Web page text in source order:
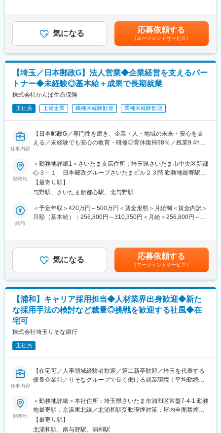
■会社概要：
久喜市を中心に地域密着で保険サービスを提供する代理店です。
「最善のコンサルティングとアフターフォロー」を理念として
リスクについて適切なコンサルティングを行っています。
■業務概要：
した事務を担当いただきます。詳細は以下となります。
・満期を迎える契約のご案内、更新のご提案
・電話や訪問・来店での保険内容の確認、条件のヒアリング
・事故の受付 など
└お客様先に訪問する際、車で訪問いただくケースが発生するた
め運転を伴う業務があります。
※訪問の割合が高いですが、来店されるお客様も
■組織構成
社長、営業2名、事務4名の計7名が在籍しております。
損害保険募集人資格をお持ちでない方は資格取得から始めていた
だきます。
受験料の会社負担もありますので、未経験の方でも挑戦いただけ
ます！
■働き方について：
・ご事情に合わせた有給申請がしやすい環境です！
・残業時間約15時間（所定労働時間約7時間）とワークライフバ
変更の範囲：会社の定める業務
安の金額であり、選考を通じて上下する可能性があります。月給
(月額)は固定手当を含めた表記です。
気になる 応募依頼する
（エージェントサービス）
【埼玉／日本郵政G】法人営業◆企業経営を支えるパー
トナー◆未経験◎基本給＋成果で長期就業
株式会社かんぽ生命保険
正社員 上場企業 職種未経験歓迎 業種未経験歓迎
仕事内容
【日本郵政G／専門性を磨き、企業・人・地域の未来・安心を支
える／未経験でも安心の教育・研修◎育休復帰98％／残業9.4h】
■業務内容
業界トップ級の顧客基盤を誇る「かんぽ生命」の法人営業とし
て、経営者にお会いします。経営者が抱える事業継続・承継に関
する不安、福利厚生や退職金制度の整備に関する課題、役員・従
業員の万が一に備える保障不足といった経営・人に関わるさまざ
まなリスクに対して、保険商品の提案から契約後のアフターフォ
ローまで一貫して担当します。
＜1日の活動イメージ＞
10:00 訪問準備：提案資料、訪問先企業の確認や準備
12:00 昼食
13:00 新規企業訪問：お困りごと・ご要望のヒアリング
17:15 退社
適な保険商品を提供します。
が多いため、営業スキルだけでなく、対話を通して事業理解力・
ヒアリング力・提案力を高めることができます。
■教育体制：
充実した教育カリキュラムとサポート体制を整えています。
教育カリキュラム：
・入社後2～3日間：本社主催による研修
勤務地
＜勤務地詳細1＞さいたま支店住所：埼玉県さいたま市中央区新都
心３－１ 日本郵政グループさいたまビル２３階 勤務地最寄駅：
JR高崎線／与野駅受動喫煙対策：敷地内喫煙可能場所あり＜勤務
地詳細2＞熊谷支店住所：埼玉県熊谷市筑波３－１９５ 熊谷駅前
喫煙可能場所あり＜勤務地詳細3＞川越支店住所：埼玉県川越市東
田町５－３ 東田町ビル２階 勤務地最寄駅：JR川越線／川越駅受
【最寄り駅】
与野駅、さいたま新都心駅、北与野駅
給与
＜予定年収＞420万円～500万円＜賃金形態＞月給制＜賃金内訳＞
月額（基本給）：256,800円～310,350円＜月給＞256,800円～
当、都市部に勤務する社員に対する勤務地手当等を支給■詳細は社
内規程に基づき決定します。■昇給：年1回／賞与：年2回賃金は
あくまでも目安の金額であり、選考を通じて上下する可能性があ
ります。月給(月額)は固定手当を含めた表記です。
気になる 応募依頼する
（エージェントサービス）
【浦和】キャリア採用担当◆人材業界出身歓迎◆新た
な採用手法の検討など裁量◎挑戦を歓迎する社風◆在
宅可
株式会社埼玉りそな銀行
正社員
仕事内容
【在宅可／人事領域経験者歓迎／第二新卒歓迎／埼玉を代表する
優良企業◎／りそなグループで長く働ける就業環境！平均勤続年
【業務内容】
キャリア採用に係る面接、求人票作成やエージェントコントロー
ル、他施策の企画・立案も含めお任せしたいと考えております。
勤務地
＜勤務地詳細＞本社住所：埼玉県さいたま市浦和区常盤7-4-1 勤務
地最寄駅：京浜東北線／北浦和駅受動喫煙対策：屋内全面禁煙変
更の範囲：会社の定める事業所（リモートワーク含む）
【最寄り駅】
北浦和駅、南与野駅、浦和駅